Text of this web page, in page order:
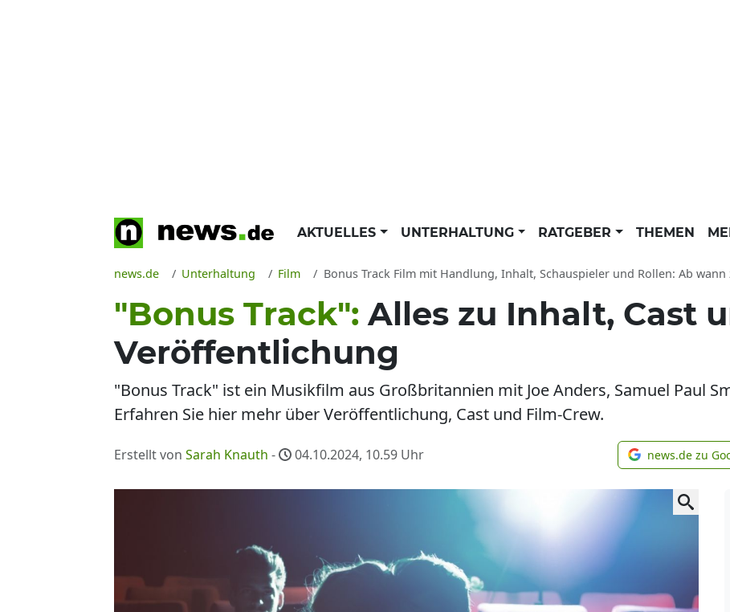
AKTUELLES UNTERHALTUNG RATGEBER THEMEN
news.de Unterhaltung Film Bonus Track Film mit Handlung, Inhalt, Schauspieler und Rollen: Ab wann zu sehen?
"Bonus Track":Alles zu Inhalt, Cast
Veröffentlichung
"Bonus Track" ist ein Musikfilm aus Großbritannien mit Joe Anders, Samuel Paul
Erfahren Sie hier mehr über Veröffentlichung, Cast und Film-Crew.
Erstellt von Sarah Knauth - 04.10.2024, 10.59 Uhr news.de zu